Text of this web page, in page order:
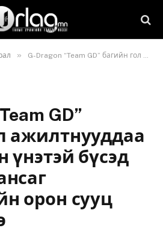
» G-Dragon “Team GD” багийн гол ажилтнууддаа Сөүл хотын үнэтэй бүсэд байрлах тансаг зэрэглэлийн орон сууц бэлэглэжээ
GD”
ажилтнууддаа
үнэтэй бүсэд
орон сууц